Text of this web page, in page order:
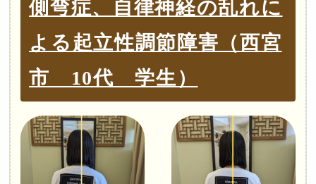
側弯症、自律神経の乱れに
よる起立性調節障害（西宮
市 10代 学生）